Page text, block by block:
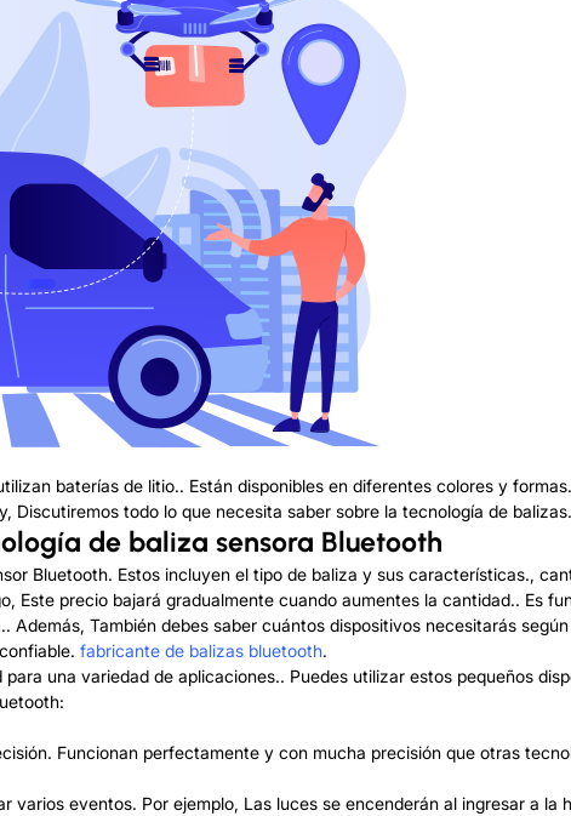
baterías de litio.. Están disponibles en diferentes colores y
Discutiremos todo lo que necesita saber sobre la tecnología de
de baliza sensora Bluetooth
Bluetooth. Estos incluyen el tipo de baliza y sus características.,
Este precio bajará gradualmente cuando aumentes la cantidad.. Es
Además, También debes saber cuántos dispositivos necesitarás
fabricante de balizas bluetooth.
una variedad de aplicaciones.. Puedes utilizar estos pequeños
Funcionan perfectamente y con mucha precisión que otras
eventos. Por ejemplo, Las luces se encenderán al ingresar a